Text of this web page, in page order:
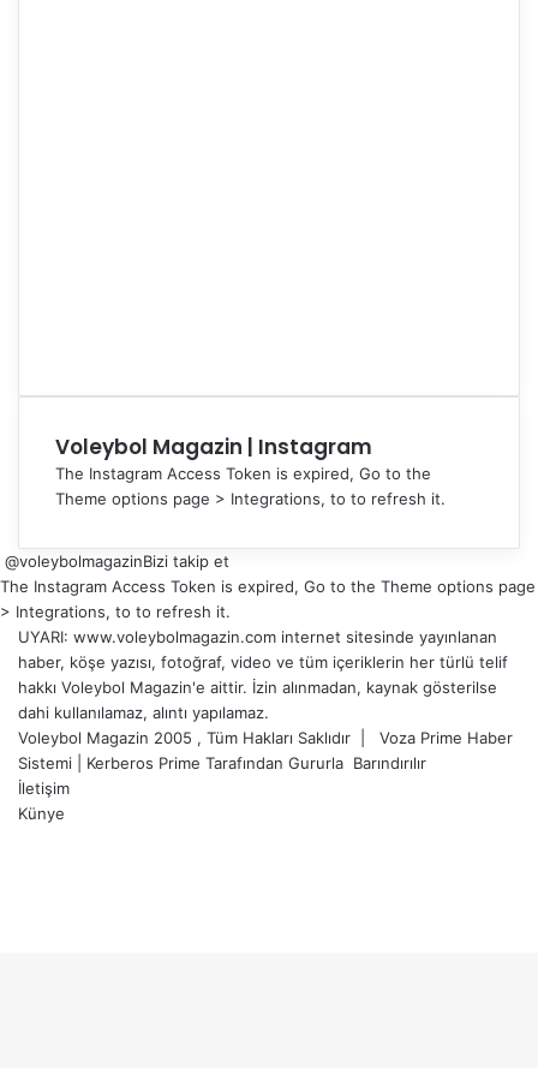
Voleybol Magazin | Instagram
The Instagram Access Token is expired, Go to the
Theme options page > Integrations, to to refresh it.
@voleybolmagazinBizi takip et
The Instagram Access Token is expired, Go to the Theme options page
> Integrations, to to refresh it.
UYARI: www.voleybolmagazin.com internet sitesinde yayınlanan
haber, köşe yazısı, fotoğraf, video ve tüm içeriklerin her türlü telif
hakkı Voleybol Magazin'e aittir. İzin alınmadan, kaynak gösterilse
dahi kullanılamaz, alıntı yapılamaz.
Voleybol Magazin 2005 , Tüm Hakları Saklıdır | Voza Prime Haber
Sistemi
Kerberos Prime Tarafından Gururla Barındırılır
İletişim
Künye